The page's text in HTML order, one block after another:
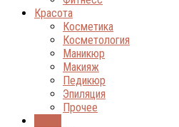
Красота
Косметика
Косметология
Маникюр
Макияж
Педикюр
Эпиляция
Прочее